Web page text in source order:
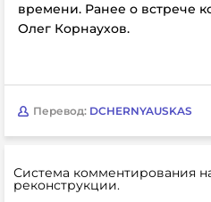
времени. Ранее о встрече
Олег Корнаухов.
Перевод: DCHERNYAUSKAS
Система комментирования
реконструкции.